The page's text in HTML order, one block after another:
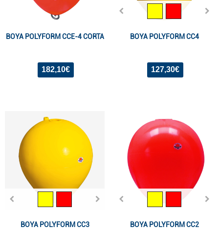
BOYA POLYFORM CCE-4 CORTA
182,10€
BOYA POLYFORM CC4
127,30€
BOYA POLYFORM CC3 BOYA POLYFORM CC2